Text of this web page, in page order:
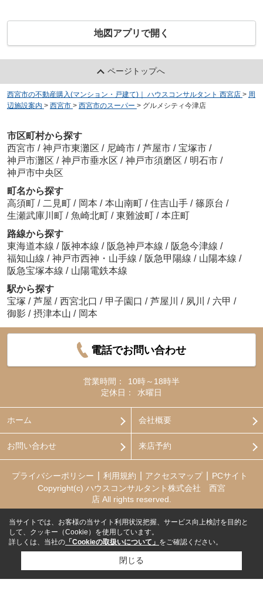
地図アプリで開く
ページトップへ
西宮市の不動産購入(マンション・戸建て)｜ ハウスコンサルタント 西宮店 > 周
辺施設案内 > 西宮市 > 西宮市のスーパー > グルメシティ今津店
市区町村から探す
西宮市 / 神戸市東灘区 / 尼崎市 / 芦屋市 / 宝塚市 /
神戸市灘区 / 神戸市垂水区 / 神戸市須磨区 / 明石市 /
神戸市中央区
町名から探す
高須町 / 二見町 / 岡本 / 本山南町 / 住吉山手 / 篠原台 /
生瀬武庫川町 / 魚崎北町 / 東難波町 / 本庄町
路線から探す
東海道本線 / 阪神本線 / 阪急神戸本線 / 阪急今津線 /
福知山線 / 神戸市西神・山手線 / 阪急甲陽線 / 山陽本線 /
阪急宝塚本線 / 山陽電鉄本線
駅から探す
宝塚 / 芦屋 / 西宮北口 / 甲子園口 / 芦屋川 / 夙川 / 六甲 /
御影 / 摂津本山 / 岡本
電話でお問い合わせ
営業時間：
10時～18時半
定休日：
水曜日
ホーム 会社概要
お問い合わせ 来店予約
プライバシーポリシー 利用規約 アクセスマップ
PCサイト
Copyright(c) ハウスコンサルタント株式会社 西宮
店 All rights reserved.
当サイトでは、お客様の当サイト利用状況把握、サービス向上検討を目的と
して、クッキー（Cookie）を使用しています。
詳しくは、当社の 「Cookieの取扱いについて」 をご確認ください。
閉じる